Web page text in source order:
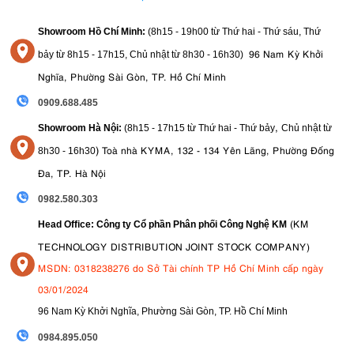
4.8. Khả năng chống chịu thời tiết
Thuộc dòng S-Line,ống kínhcó chất lượng hoàn thiện cao cấp, cảm
giác chắc chắn và bền bỉ. Nó được thiết kế vớikhả năng chống chịu
thời tiết (chống bụi và ẩm)
phía trước giúp dễ dàng vệ sinh.
Tóm lại,Nikon Nikkor Z MC 105mm F2.8 VR Slà mộtống kính Macro
mount. Nó cung cấp sự kết hợp gần như hoàn hảo giữa
vượt trội, tính năng chống rung hiệu quả,
Nếu bạn cần một ống kính macro chuyên nghiệp với khả năng chụp
sản phẩm với kết quả tuyệt vời, đây chính là sự lựa chọn hàng đầu.
Showroom Hồ Chí Minh: (8h15 - 19h00 từ Thứ hai - Thứ sáu, Thứ
bảy từ 8h15 - 17h15, Chủ nhật từ 8h30 - 16h30) 96 Nam Kỳ Khởi
Nghĩa, Phường Sài Gòn, TP. Hồ Chí Minh
0909.688.485
Showroom Hà Nội: (8h15 - 17h15 từ Thứ hai - Thứ bảy, Chủ nhật từ
8h30 - 16h30) Toà nhà KYMA, 132 - 134 Yên Lãng, Phường Đống
Đa, TP. Hà Nội
0982.580.303
Head Office: Công ty Cổ phần Phân phối Công Nghệ KM (KM
TECHNOLOGY DISTRIBUTION JOINT STOCK COMPANY)
MSDN: 0318238276 do Sở Tài chính TP Hồ Chí Minh cấp ngày
03/01/2024
96 Nam Kỳ Khởi Nghĩa, Phường Sài Gòn, TP. Hồ Chí Minh
0984.895.050